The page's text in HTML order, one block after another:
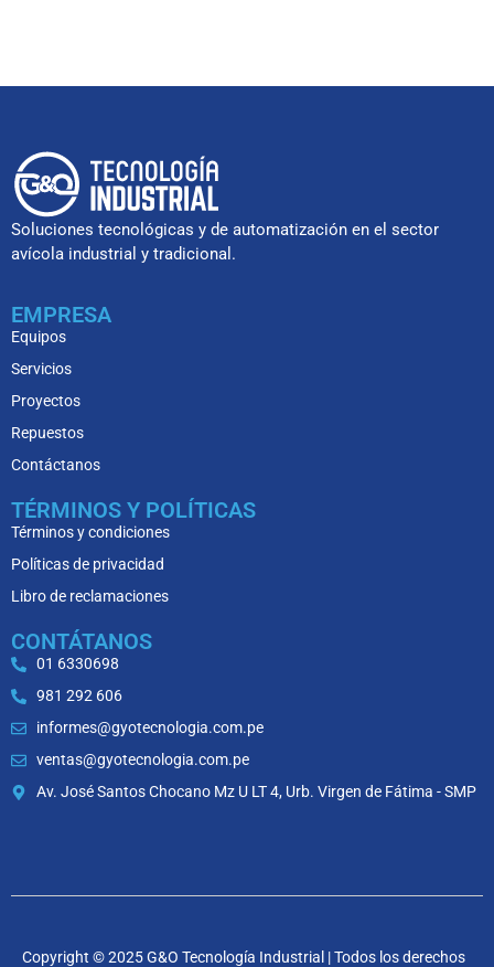
Soluciones tecnológicas y de automatización en el sector
avícola industrial y tradicional.
EMPRESA
Equipos
Servicios
Proyectos
Repuestos
Contáctanos
TÉRMINOS Y POLÍTICAS
Términos y condiciones
Políticas de privacidad
Libro de reclamaciones
CONTÁTANOS
01 6330698
981 292 606
informes@gyotecnologia.com.pe
ventas@gyotecnologia.com.pe
Av. José Santos Chocano Mz U LT 4, Urb. Virgen de Fátima - SMP
Copyright © 2025 G&O Tecnología Industrial | Todos los derechos